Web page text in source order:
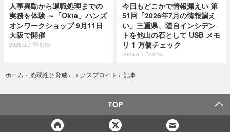
人事異動から退職処理までの
実務を体験 ～「Okta」ハンズ
オンワークショップ 9月11日
大阪で開催
2026.8.7 Fri 8:10
今日もどこかで情報漏えい 第
51回「2026年7月の情報漏え
い」三重県、陸自インシデン
トを他山の石として USB メモ
リ 1 万個チェック
2026.8.7 Fri 8:15
ホーム › 脆弱性と脅威 › エクスプロイト › 記事
TOP